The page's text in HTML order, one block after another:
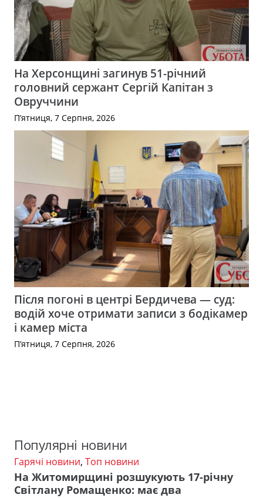
На Херсонщині загинув 51-річний
головний сержант Сергій Капітан з
Овруччини
П’ятниця, 7 Серпня, 2026
Після погоні в центрі Бердичева — суд:
водій хоче отримати записи з бодікамер
і камер міста
П’ятниця, 7 Серпня, 2026
Популярні новини
Гарячі новини, Топ новини
На Житомирщині розшукують 17-річну
Світлану Ромащенко: має два